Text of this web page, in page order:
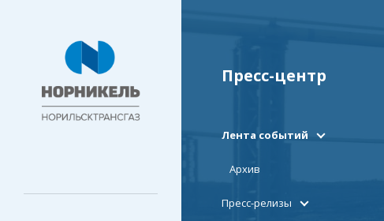
Пресс-центр
Лента событий
Архив
Пресс-релизы